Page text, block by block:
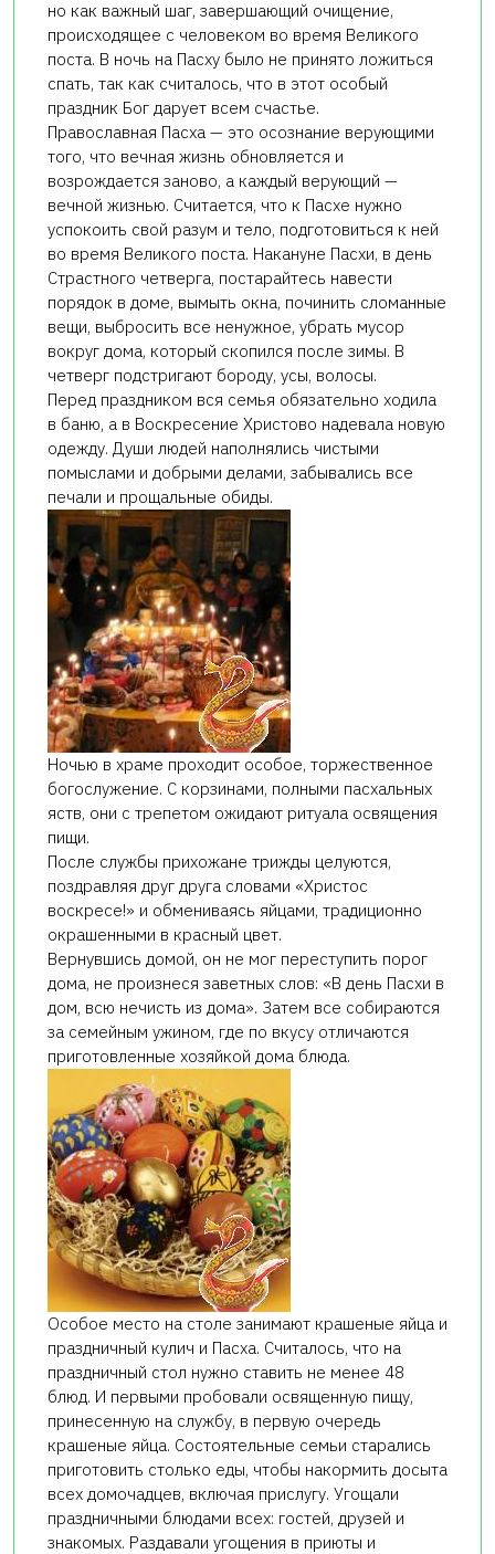
но как важный шаг, завершающий очищение,
происходящее с человеком во время Великого
поста. В ночь на Пасху было не принято ложиться
спать, так как считалось, что в этот особый
праздник Бог дарует всем счастье.
Православная Пасха — это осознание верующими
того, что вечная жизнь обновляется и
возрождается заново, а каждый верующий —
вечной жизнью. Считается, что к Пасхе нужно
успокоить свой разум и тело, подготовиться к ней
во время Великого поста. Накануне Пасхи, в день
Страстного четверга, постарайтесь навести
порядок в доме, вымыть окна, починить сломанные
вещи, выбросить все ненужное, убрать мусор
вокруг дома, который скопился после зимы. В
четверг подстригают бороду, усы, волосы.
Перед праздником вся семья обязательно ходила
в баню, а в Воскресение Христово надевала новую
одежду. Души людей наполнялись чистыми
помыслами и добрыми делами, забывались все
печали и прощальные обиды.
Ночью в храме проходит особое, торжественное
богослужение. С корзинами, полными пасхальных
яств, они с трепетом ожидают ритуала освящения
пищи.
После службы прихожане трижды целуются,
поздравляя друг друга словами «Христос
воскресе!» и обмениваясь яйцами, традиционно
окрашенными в красный цвет.
Вернувшись домой, он не мог переступить порог
дома, не произнеся заветных слов: «В день Пасхи в
дом, всю нечисть из дома». Затем все собираются
за семейным ужином, где по вкусу отличаются
приготовленные хозяйкой дома блюда.
Особое место на столе занимают крашеные яйца и
праздничный кулич и Пасха. Считалось, что на
праздничный стол нужно ставить не менее 48
блюд. И первыми пробовали освященную пищу,
принесенную на службу, в первую очередь
крашеные яйца. Состоятельные семьи старались
приготовить столько еды, чтобы накормить досыта
всех домочадцев, включая прислугу. Угощали
праздничными блюдами всех: гостей, друзей и
знакомых. Раздавали угощения в приюты и